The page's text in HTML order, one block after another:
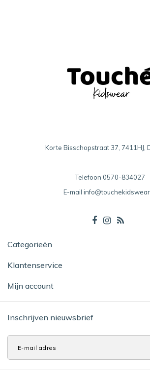
Korte Bisschopstraat 37, 7411HJ,
Telefoon 0570-834027
E-mail
Categorieën
Klantenservice
Mijn account
Inschrijven nieuwsbrief